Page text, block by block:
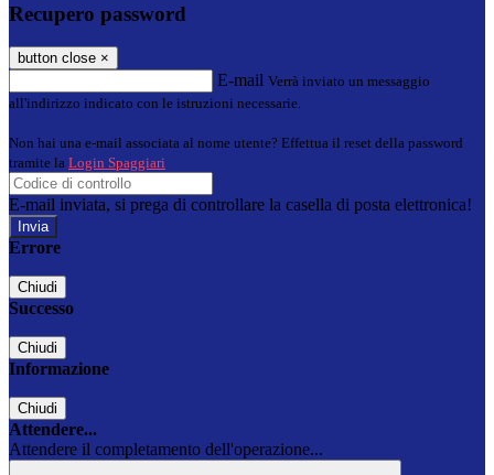
Recupero password
button close ×
E-mail Verrà inviato un messaggio
all'indirizzo indicato con le istruzioni necessarie.
Non hai una e-mail associata al nome utente? Effettua il reset della password
tramite la Login Spaggiari
E-mail inviata, si prega di controllare la casella di posta elettronica!
Errore
Chiudi
Successo
Chiudi
Informazione
Chiudi
Attendere...
Attendere il completamento dell'operazione...